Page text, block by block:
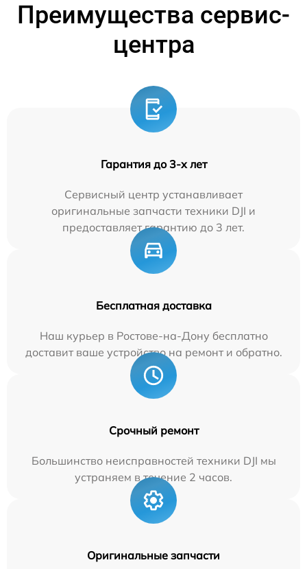
Преимущества сервис-
центра
Гарантия до 3-х лет
Сервисный центр устанавливает
оригинальные запчасти техники DJI и
предоставляет гарантию до 3 лет.
Бесплатная доставка
Наш курьер в Ростове-на-Дону бесплатно
доставит ваше устройство на ремонт и обратно.
Срочный ремонт
Большинство неисправностей техники DJI мы
устраняем в течение 2 часов.
Оригинальные запчасти